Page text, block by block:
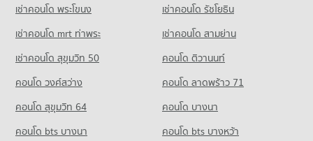
มีคอนโดขาย 2,224 ประกาศ
คอนโด รร.วัดเวตวันธรรมมาวาส
115 โครงการ
คอนโดให้เช่า รร.วัดเวตวันธรรมมาวาส
มีคอนโดให้เช่า 2,874 ประกาศ
ขายคอนโด รร.วัดเวตวันธรรมมาวาส
คอนโดให้เช่า บิ๊กซี วงศ์สว่าง
มีคอนโดให้เช่า 7,841 ประกาศ
ขายคอนโด บิ๊กซี วงศ์สว่าง
มีคอนโดขาย 3,544 ประกาศ
คอนโด กระทรวงสาธารณสุข
141 โครงการ
คอนโดให้เช่า กระทรวงสาธารณสุข
มีคอนโดให้เช่า 1,580 ประกาศ
ขายคอนโด กระทรวงสาธารณสุข
คอนโด การไฟฟ้าฝ่ายผลิตแห่งประเทศไทย
เช่าคอนโด พระโขนง
เช่าคอนโด รัชโยธิน
เช่าคอนโด mrt ท่าพระ
เช่าคอนโด สามย่าน
เช่าคอนโด สุขุมวิท 50
คอนโด ติวานนท์
คอนโด วงศ์สว่าง
คอนโด ลาดพร้าว 71
คอนโด สุขุมวิท 64
คอนโด บางนา
คอนโด bts บางนา
คอนโด bts บางหว้า